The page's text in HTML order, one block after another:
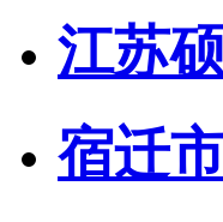
江苏
宿迁